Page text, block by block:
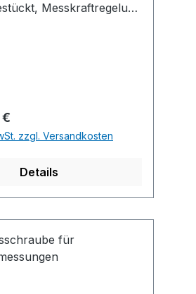
Messkraftregelung
zzgl. Versandkosten
Details